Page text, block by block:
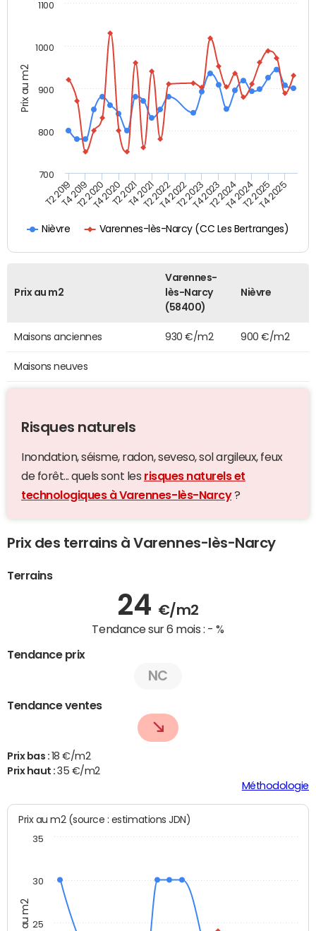
Prix au m2
Nièvre Varennes-lès-Narcy (CC Les Bertranges)
T2 2019T4 2019T2 2020T4 2020T2 2021T4 2021T2 2022T4 2022T2 2023T4 2023T2 2024T4 2024T2 2025T4 2025
700
800
900
1000
1100
Prix au m2
Varennes-
lès-Narcy
(58400)
Nièvre
Maisons anciennes 930 €/m2 900 €/m2
Maisons neuves
Risques naturels
Inondation, séisme, radon, seveso, sol argileux, feux
de forêt... quels sont les risques naturels et
technologiques à Varennes-lès-Narcy?
Prix des terrains à Varennes-lès-Narcy
Terrains
24 €/m2
Tendance sur 6 mois : - %
Tendance prix
NC
Tendance ventes
Prix bas : 18 €/m2
Prix haut :35 €/m2
Méthodologie
Prix au m2 (source : estimations JDN)
25
30
35